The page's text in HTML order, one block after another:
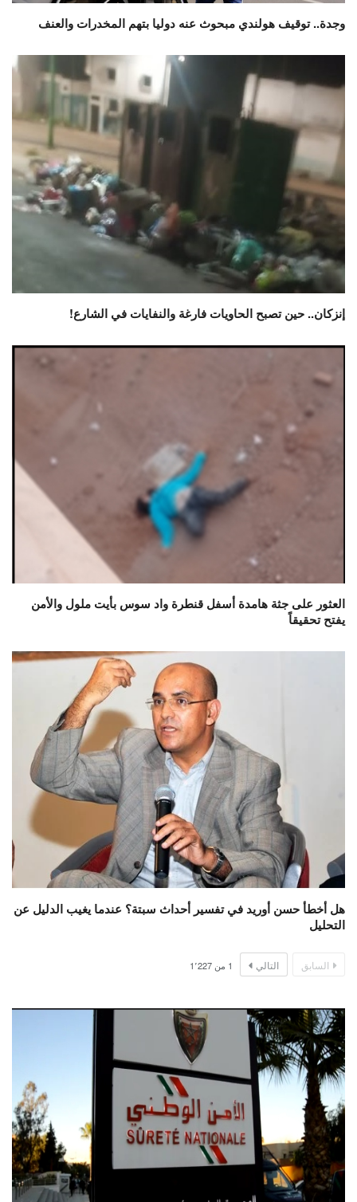
وجدة.. توقيف هولندي مبحوث عنه دوليا بتهم المخدرات والعنف
إنزكان.. حين تصبح الحاويات فارغة والنفايات في الشارع!
العثور على جثة هامدة أسفل قنطرة واد سوس بأيت ملول والأمن
يفتح تحقيقاً
هل أخطأ حسن أوريد في تفسير أحداث سبتة؟ عندما يغيب الدليل عن
التحليل
السابق التالي 1 من 1٬227